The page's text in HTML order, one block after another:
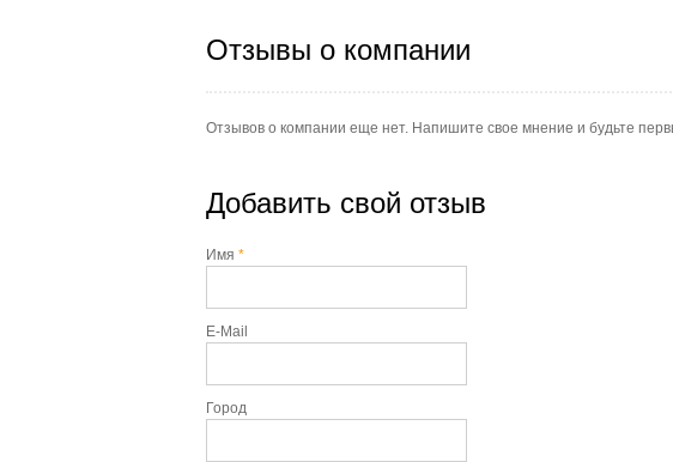
Отзывы о компании
Отзывов о компании еще нет. Напишите свое мнение и будьте
Добавить свой отзыв
Имя *
E-Mail
Город